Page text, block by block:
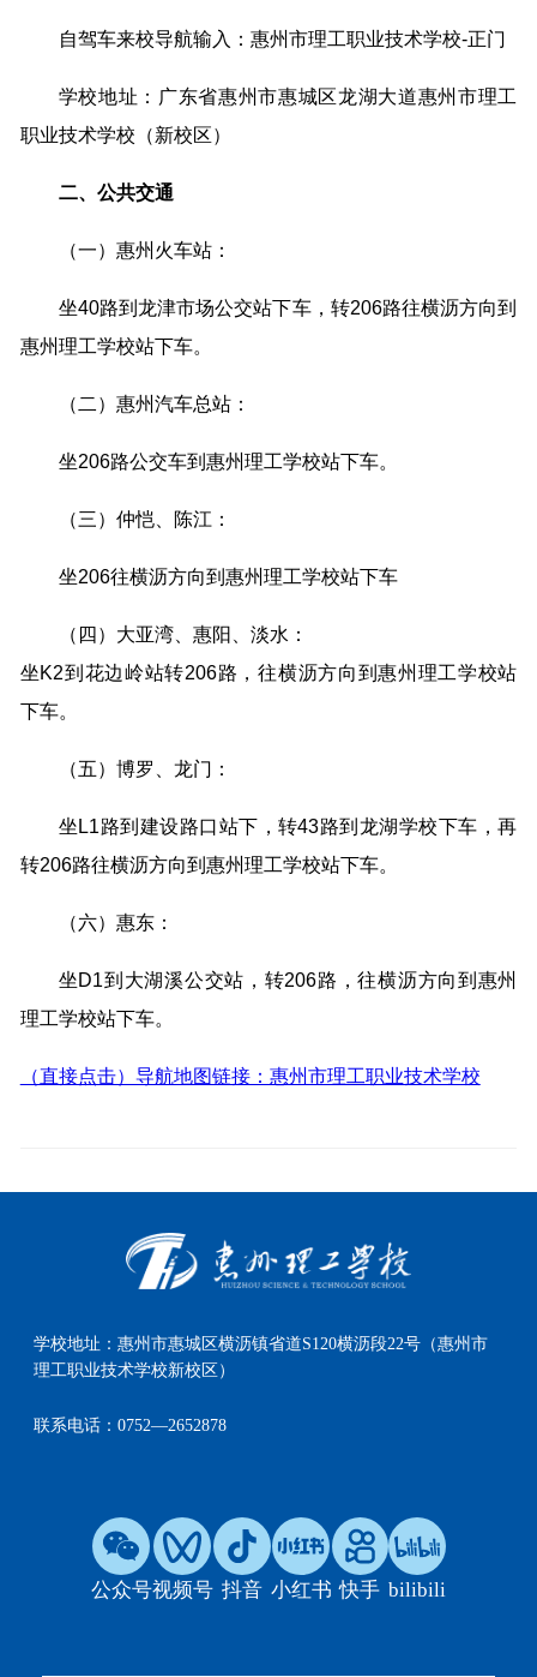
自驾车来校导航输入：惠州市理工职业技术学校-正门
学校地址：广东省惠州市惠城区龙湖大道惠州市理工
职业技术学校（新校区）
二、公共交通
（一）惠州火车站：
坐40路到龙津市场公交站下车，转206路往横沥方向到
惠州理工学校站下车。
（二）惠州汽车总站：
坐206路公交车到惠州理工学校站下车。
（三）仲恺、陈江：
坐206往横沥方向到惠州理工学校站下车
（四）大亚湾、惠阳、淡水：
坐K2到花边岭站转206路，往横沥方向到惠州理工学校站
下车。
（五）博罗、龙门：
坐L1路到建设路口站下，转43路到龙湖学校下车，再
转206路往横沥方向到惠州理工学校站下车。
（六）惠东：
坐D1到大湖溪公交站，转206路，往横沥方向到惠州
理工学校站下车。
（直接点击）导航地图链接：惠州市理工职业技术学校
学校地址：惠州市惠城区横沥镇省道S120横沥段22号（惠州市
理工职业技术学校新校区）
联系电话：0752—2652878
公众号视频号 抖音 小红书 快手 bilibili